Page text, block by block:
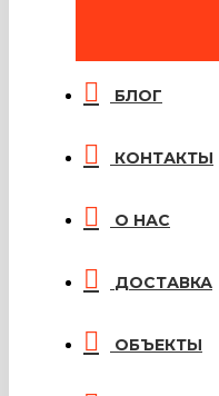
БЛОГ
КОНТАКТЫ
О НАС
ДОСТАВКА
ОБЪЕКТЫ